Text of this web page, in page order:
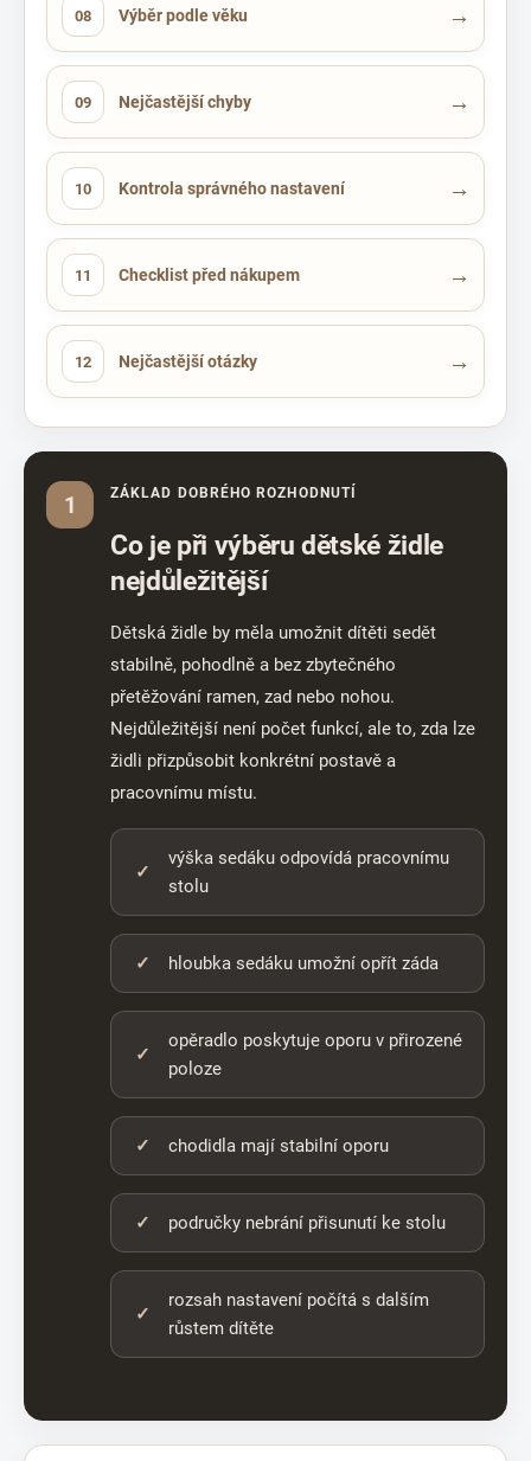
08 Výběr podle věku →
09 Nejčastější chyby →
10 Kontrola správného nastavení →
11 Checklist před nákupem →
12 Nejčastější otázky →
1 ZÁKLAD DOBRÉHO ROZHODNUTÍ
Co je při výběru dětské židle
nejdůležitější
Dětská židle by měla umožnit dítěti sedět
stabilně, pohodlně a bez zbytečného
přetěžování ramen, zad nebo nohou.
Nejdůležitější není počet funkcí, ale to, zda lze
židli přizpůsobit konkrétní postavě a
pracovnímu místu.
výška sedáku odpovídá pracovnímu
stolu
hloubka sedáku umožní opřít záda
opěradlo poskytuje oporu v přirozené
poloze
chodidla mají stabilní oporu
područky nebrání přisunutí ke stolu
rozsah nastavení počítá s dalším
růstem dítěte